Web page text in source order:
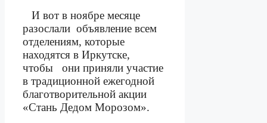
И вот в ноябре месяце
разослали объявление всем
отделениям, которые
находятся в Иркутске,
чтобы
они приняли участие
в традиционной ежегодной
благотворительной акции
«Стань Дедом Морозом».